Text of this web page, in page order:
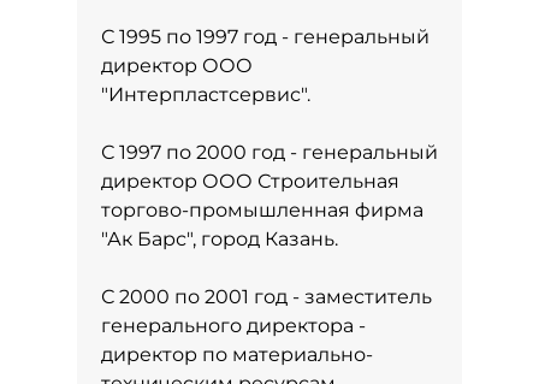
С 1995 по 1997 год - генеральный
директор ООО
"Интерпластсервис".
С 1997 по 2000 год - генеральный
директор ООО Строительная
торгово-промышленная фирма
"Ак Барс", город Казань.
С 2000 по 2001 год - заместитель
генерального директора -
директор по материально-